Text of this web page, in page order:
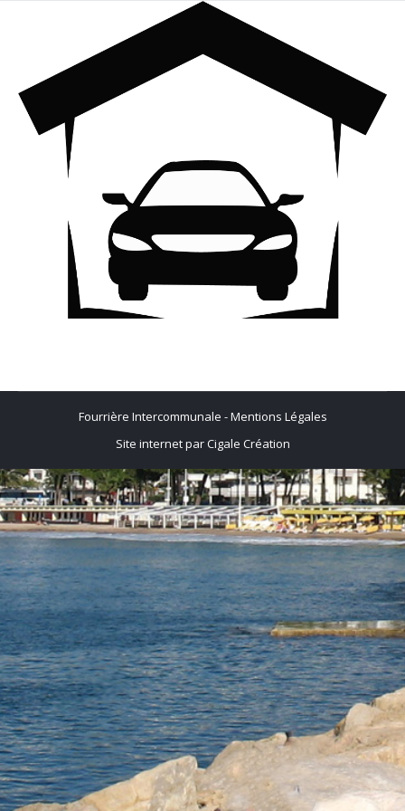
Fourrière Intercommunale -Mentions Légales
Site internet par Cigale Création